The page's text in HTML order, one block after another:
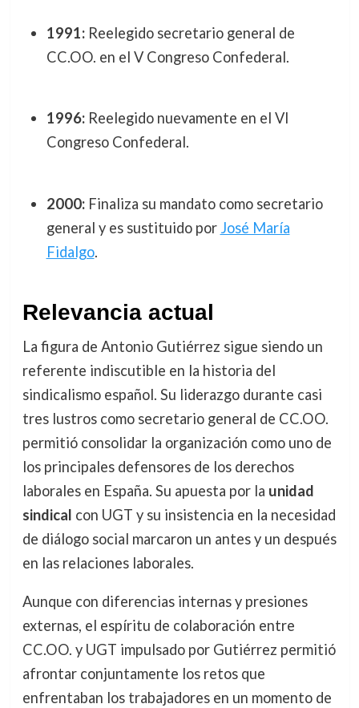
1991:Reelegido secretario general de
CC.OO. en el V Congreso Confederal.
1996:Reelegido nuevamente en el VI
Congreso Confederal.
2000:Finaliza su mandato como secretario
general y es sustituido por José María
Fidalgo.
Relevancia actual
La figura de Antonio Gutiérrez sigue siendo un
referente indiscutible en la historia del
sindicalismo español. Su liderazgo durante casi
tres lustros como secretario general de CC.OO.
permitió consolidar la organización como uno de
los principales defensores de los derechos
laborales en España. Su apuesta por la unidad
sindical con UGT y su insistencia en la necesidad
de diálogo social marcaron un antes y un después
en las relaciones laborales.
Aunque con diferencias internas y presiones
externas, el espíritu de colaboración entre
CC.OO. y UGT impulsado por Gutiérrez permitió
afrontar conjuntamente los retos que
enfrentaban los trabajadores en un momento de